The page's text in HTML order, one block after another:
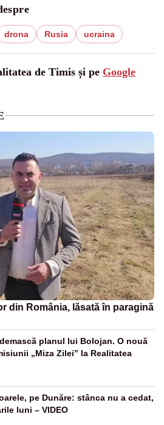
drona Rusia ucraina
de Timis și pe Google
din România, lăsată în paragină
planul lui Bolojan. O nouă
„Miza Zilei” la Realitatea
pe Dunăre: stânca nu a cedat,
luni – VIDEO